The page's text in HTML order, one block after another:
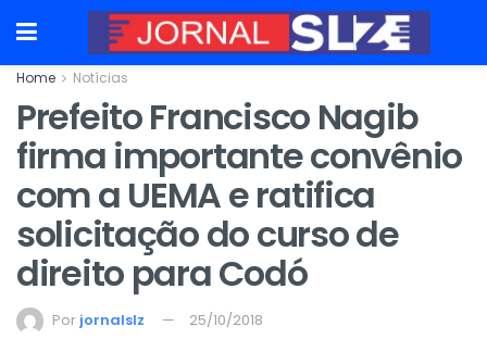
Home Notícias
Prefeito Francisco Nagib
firma importante convênio
com a UEMA e ratifica
solicitação do curso de
direito para Codó
Por jornalslz 25/10/2018